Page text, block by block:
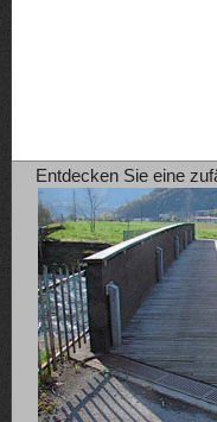
Entdecken Sie eine